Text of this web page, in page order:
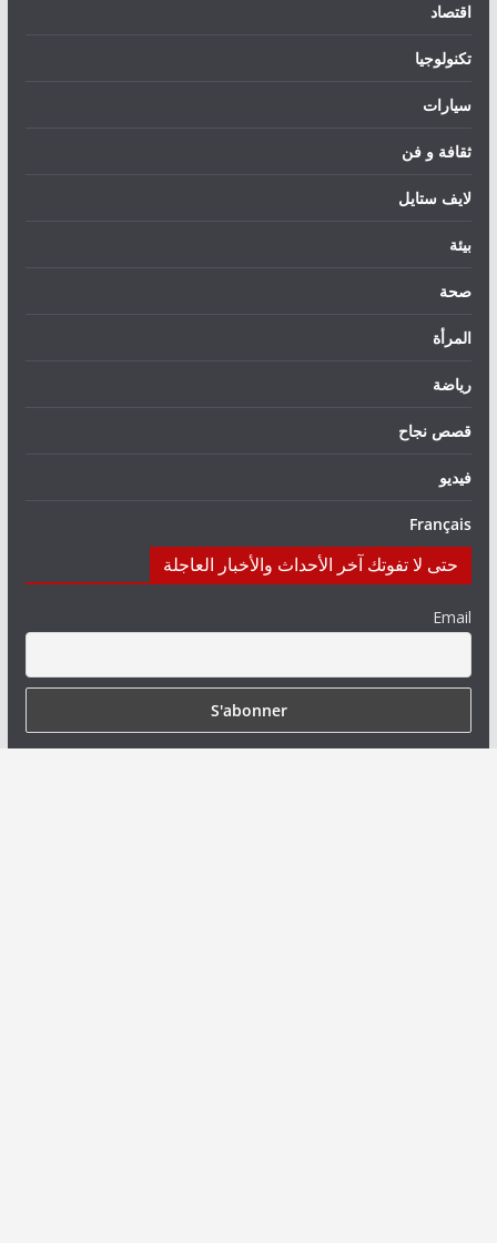
اقتصاد
تكنولوجيا
سيارات
ثقافة و فن
لايف ستايل
بيئة
صحة
المرأة
رياضة
قصص نجاح
فيديو
Français
حتى لا تفوتك آخر الأحداث والأخبار العاجلة
Email